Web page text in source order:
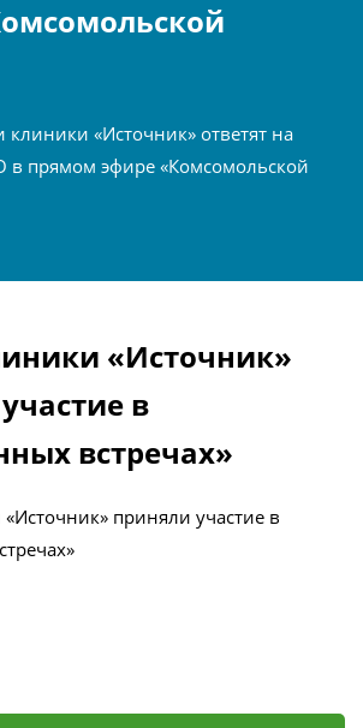
клиники «Источник» ответят на
в прямом эфире «Комсомольской
«Источник»
в
встречах»
приняли участие в